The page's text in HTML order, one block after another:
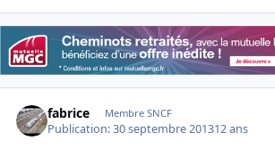
fabrice Membre SNCF
Publication:30 septembre 201312 ans